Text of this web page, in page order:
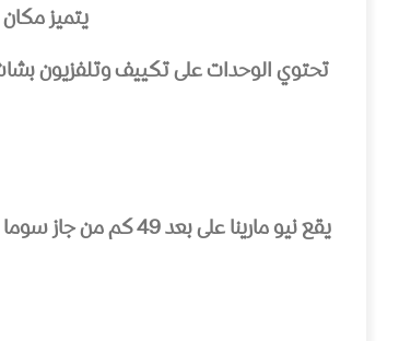
يتميز مكان الإقامة
تحتوي الوحدات على تكييف وتلفزيون
يقع نيو مارينا على بعد 49 كم من جاز سوما بيتش، في حين تقع جزيرة الجفتون على بعد 46 كم. ويعتبر مطار الغردقة الدولي المطار الأقرب للفندق حيث يقع على بعد 45 كم منه.